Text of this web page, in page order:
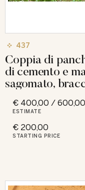
437
Coppia di
di cemento e
sagomato,
€ 400,00 / 600,00
ESTIMATE
€ 200,00
STARTING PRICE